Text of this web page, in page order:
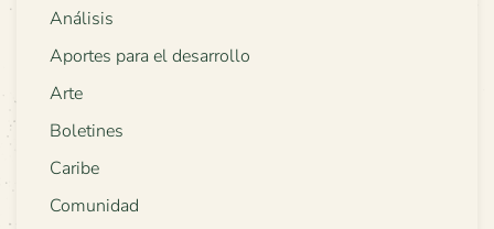
Análisis
Aportes para el desarrollo
Arte
Boletines
Caribe
Comunidad